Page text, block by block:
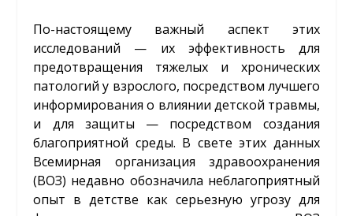
По-настоящему важный аспект этих
исследований — их эффективность для
предотвращения тяжелых и хронических
патологий у взрослого, посредством лучшего
информирования о влиянии детской травмы,
и для защиты — посредством создания
благоприятной среды. В свете этих данных
Всемирная организация здравоохранения
(ВОЗ) недавно обозначила неблагоприятный
опыт в детстве как серьезную угрозу для